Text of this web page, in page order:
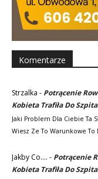
Komentarze
Strzalka - Potrącenie
Kobieta Trafiła Do
Jaki Problem Dla Ciebie Ta
Wiesz Ze To Warunkowe To
Jakby Co.... - Potrącenie
Kobieta Trafiła Do